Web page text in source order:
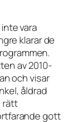
vara
klarar de
av 2010-
och visar
åldrad
rätt
gott